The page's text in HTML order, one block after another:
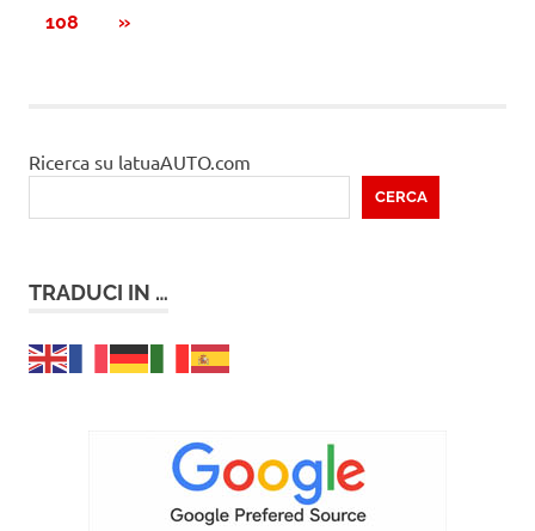
degli
108
PROSSIMI
»
Ricerca su latuaAUTO.com
CERCA
TRADUCI IN …